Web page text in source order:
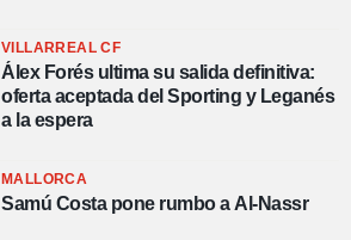
VILLARREAL CF
Álex Forés ultima su salida definitiva:
oferta aceptada del Sporting y Leganés
a la espera
MALLORCA
Samú Costa pone rumbo a Al-Nassr